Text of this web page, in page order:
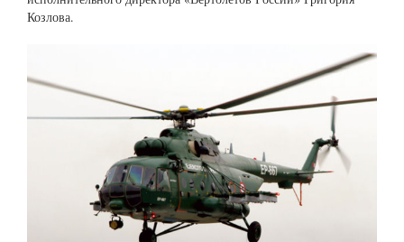
Козлова.